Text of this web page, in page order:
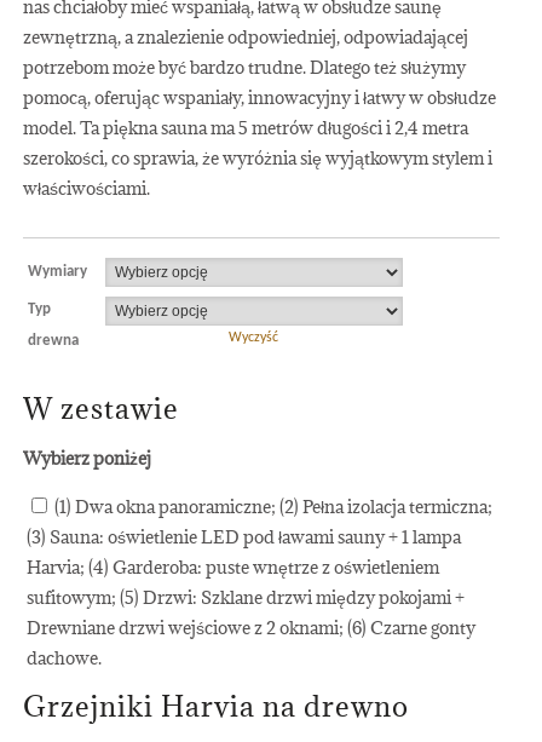
nas chciałoby mieć wspaniałą, łatwą w obsłudze saunę
zewnętrzną, a znalezienie odpowiedniej, odpowiadającej
potrzebom może być bardzo trudne. Dlatego też służymy
pomocą, oferując wspaniały, innowacyjny i łatwy w obsłudze
model. Ta piękna sauna ma 5 metrów długości i 2,4 metra
szerokości, co sprawia, że wyróżnia się wyjątkowym stylem i
właściwościami.
Wymiary
Typ
drewna
Wyczyść
W zestawie
Wybierz poniżej
(1) Dwa okna panoramiczne; (2) Pełna izolacja termiczna;
(3) Sauna: oświetlenie LED pod ławami sauny + 1 lampa
Harvia; (4) Garderoba: puste wnętrze z oświetleniem
sufitowym; (5) Drzwi: Szklane drzwi między pokojami +
Drewniane drzwi wejściowe z 2 oknami; (6) Czarne gonty
dachowe.
Grzejniki Harvia na drewno